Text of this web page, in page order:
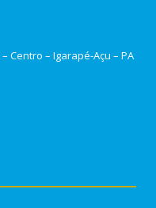
Centro – Igarapé-Açu – PA